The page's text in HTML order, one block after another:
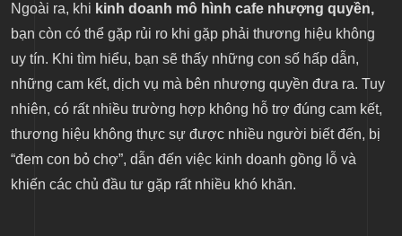
Ngoài ra, khi kinh doanh mô hình cafe nhượng quyền,
bạn còn có thể gặp rủi ro khi gặp phải thương hiệu không
uy tín. Khi tìm hiểu, bạn sẽ thấy những con số hấp dẫn,
những cam kết, dịch vụ mà bên nhượng quyền đưa ra. Tuy
nhiên, có rất nhiều trường hợp không hỗ trợ đúng cam kết,
thương hiệu không thực sự được nhiều người biết đến, bị
“đem con bỏ chợ”, dẫn đến việc kinh doanh gồng lỗ và
khiến các chủ đầu tư gặp rất nhiều khó khăn.